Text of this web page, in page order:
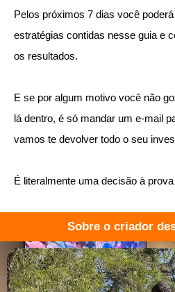
Pelos próximos 7 dias você
estratégias contidas nesse guia e
os resultados.
E se por algum motivo você não
lá dentro, é só mandar um e-mail
vamos te devolver todo o seu
É literalmente uma decisão à
Sobre o criador